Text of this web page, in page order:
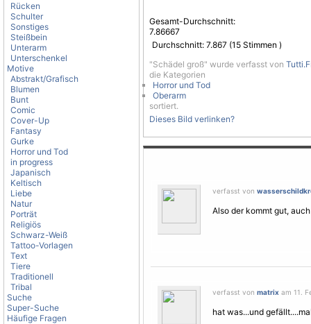
Rücken
Schulter
Sonstiges
Steißbein
Unterarm
Unterschenkel
Motive
Abstrakt/Grafisch
Blumen
Bunt
Comic
Cover-Up
Fantasy
Gurke
Horror und Tod
in progress
Japanisch
Keltisch
Liebe
Natur
Porträt
Religiös
Schwarz-Weiß
Tattoo-Vorlagen
Text
Tiere
Traditionell
Tribal
Suche
Super-Suche
Häufige Fragen
Gesamt-Durchschnitt:
7.86667
Durchschnitt: 7.867 (15 Stimmen )
"Schädel groß" wurde verfasst von
die Kategorien
Horror und Tod
Oberarm
sortiert.
Dieses Bild verlinken?
verfasst von
Also der kommt gut,
verfasst von matrix am 11.
hat was...und